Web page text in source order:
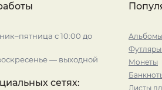
с 10:00 до
— выходной
сетях:
Монеты
Листы